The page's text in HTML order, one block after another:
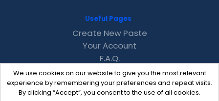
We use cookies on our website to give you the most relevant
experience by remembering your preferences and repeat visits.
By clicking “Accept”, you consent to the use of all cookies.
Useful Pages
Create New Paste
Your Account
F.A.Q.
Recent
Contact